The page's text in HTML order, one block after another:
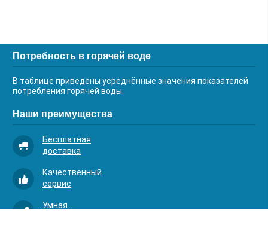
Потребность в горячей воде
В таблице приведены усреднённые значения показателей
потребления горячей воды.
Наши преимущества
Бесплатная
доставка
Качественный
сервис
Умная